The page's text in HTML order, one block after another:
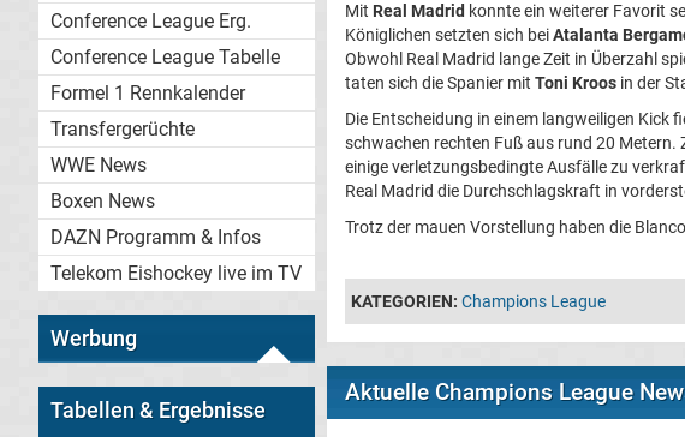
Conference League Erg.
Conference League Tabelle
Formel 1 Rennkalender
Transfergerüchte
WWE News
Boxen News
DAZN Programm & Infos
Telekom Eishockey live im TV
Werbung
Tabellen & Ergebnisse
Mit Real Madrid konnte ein weiterer Favorit
Königlichen setzten sich beiAtalanta
Obwohl Real Madrid lange Zeit in Überzahl
taten sich die Spanier mit Toni Kroos in der
Die Entscheidung in einem langweiligen Kick
schwachen rechten Fuß aus rund 20 Metern.
einige verletzungsbedingte Ausfälle zu
Real Madrid die Durchschlagskraft in
Trotz der mauen Vorstellung haben die
KATEGORIEN: Champions League
Aktuelle Champions League